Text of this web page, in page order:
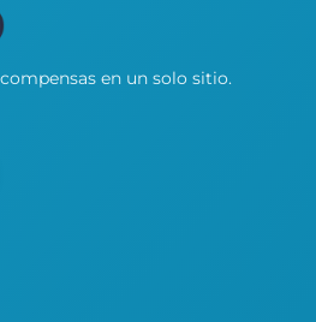
en un solo sitio.